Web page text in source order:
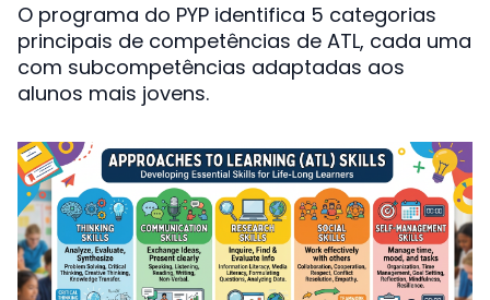
O programa do PYP identifica 5 categorias
principais de competências de ATL, cada uma
com subcompetências adaptadas aos
alunos mais jovens.